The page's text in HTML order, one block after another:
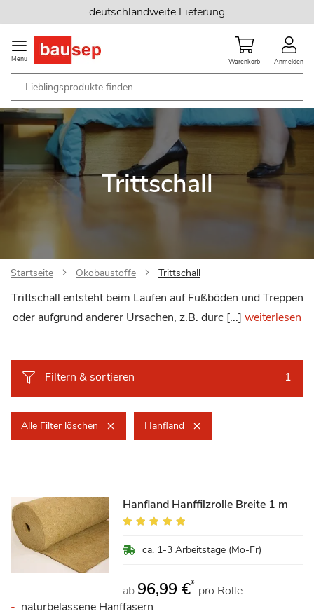
Inhalt
springen
deutschlandweite Lieferung
Menu Warenkorb Anmelden
Trittschall
Startseite Ökobaustoffe Trittschall
Trittschall entsteht beim Laufen auf Fußböden und Treppen
oder aufgrund anderer Ursachen, z.B. durc [...] weiterlesen
Filtern & sortieren 1
Alle Filter löschen Hanfland
Hanfland Hanffilzrolle Breite 1 m
Bewertung:
ca. 1-3 Arbeitstage (Mo-Fr)
ab 96,99 €* pro Rolle
naturbelassene Hanffasern